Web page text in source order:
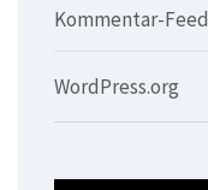
Kommentar-Feed
WordPress.org